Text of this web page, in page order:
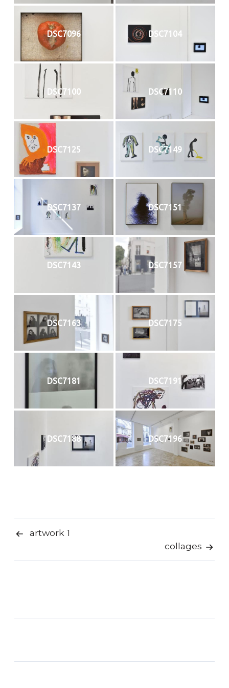
DSC7096 DSC7104
DSC7100 DSC7110
DSC7125 DSC7149
DSC7137 DSC7151
DSC7143 DSC7157
DSC7163 DSC7175
DSC7181 DSC7191
DSC7188 DSC7196
Navigation
l’article
artwork 1
collages